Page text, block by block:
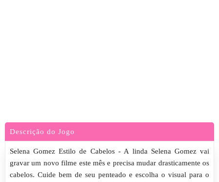
Descrição do Jogo
Selena Gomez Estilo de Cabelos - A linda Selena Gomez vai
gravar um novo filme este mês e precisa mudar drasticamente os
cabelos. Cuide bem de seu penteado e escolha o visual para o